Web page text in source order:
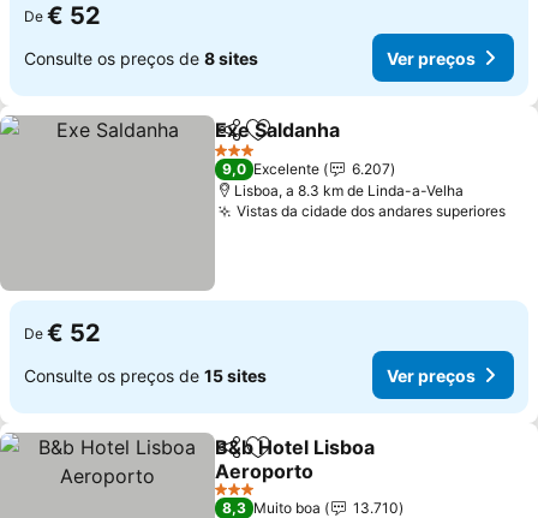
De € 52
Consulte os preços de 8 sites Ver preços
PartilharAdicionar aos favoritos
Exe Saldanha
3 Estrelas
9,0 Excelente
6.207
Lisboa, a 8.3 km de Linda-a-Velha
Vistas da cidade dos andares superiores
De € 52
Consulte os preços de 15 sites Ver preços
PartilharAdicionar aos favoritos
B&b Hotel Lisboa
Aeroporto
3 Estrelas
8,3 Muito boa
13.710